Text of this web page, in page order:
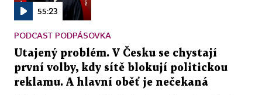
55:23
PODCAST PODPÁSOVKA
Utajený problém. V Česku se chystají
první volby, kdy sítě blokují politickou
reklamu. A hlavní oběť je nečekaná